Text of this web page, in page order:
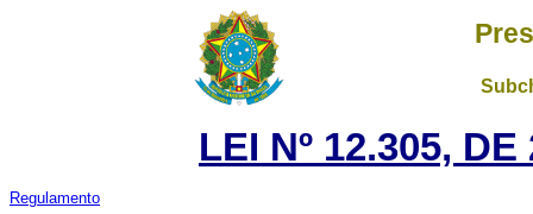
LEI Nº 12.305,
Regulamento